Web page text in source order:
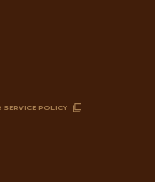
SERVICE POLICY